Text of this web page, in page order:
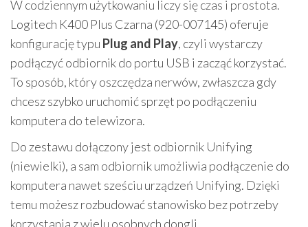
W codziennym użytkowaniu liczy się czas i prostota.
Logitech K400 Plus Czarna (920-007145) oferuje
konfigurację typu Plug and Play, czyli wystarczy
podłączyć odbiornik do portu USB i zacząć korzystać.
To sposób, który oszczędza nerwów, zwłaszcza gdy
chcesz szybko uruchomić sprzęt po podłączeniu
komputera do telewizora.
Do zestawu dołączony jest odbiornik Unifying
(niewielki), a sam odbiornik umożliwia podłączenie do
komputera nawet sześciu urządzeń Unifying. Dzięki
temu możesz rozbudować stanowisko bez potrzeby
korzystania z wielu osobnych dongli.